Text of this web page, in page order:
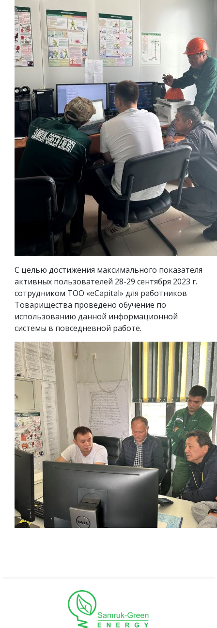
С целью достижения максимального показателя
активных пользователей 28-29 сентября 2023 г.
сотрудником ТОО «eCapital» для работников
Товарищества проведено обучение по
использованию данной информационной
системы в повседневной работе.